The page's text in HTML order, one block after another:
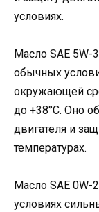
условиях.
Масло SAE 5W-
обычных
окружающей
до +38°C. Оно
двигателя и
температурах.
Масло SAE 0W-
условиях